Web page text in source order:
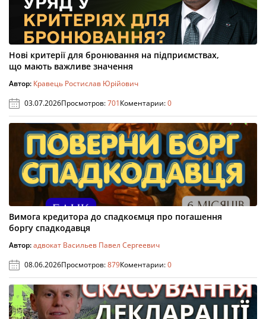
Нові критерії для бронювання на підприємствах,
що мають важливе значення
Автор: Кравець Ростислав Юрійович
03.07.2026Просмотров:701Коментарии:0
Вимога кредитора до спадкоємця про погашення
боргу спадкодавця
Автор:адвокат Васильев Павел Сергеевич
08.06.2026Просмотров:879Коментарии:0